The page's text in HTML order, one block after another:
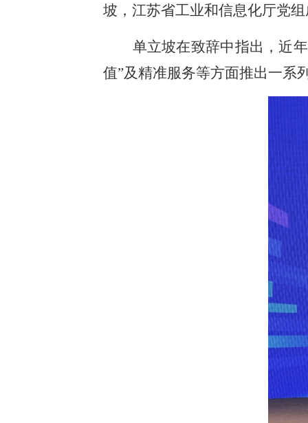
坡，江苏省工业和信息化厅党
单立坡在致辞中指出，近
值”及精准服务等方面推出一系